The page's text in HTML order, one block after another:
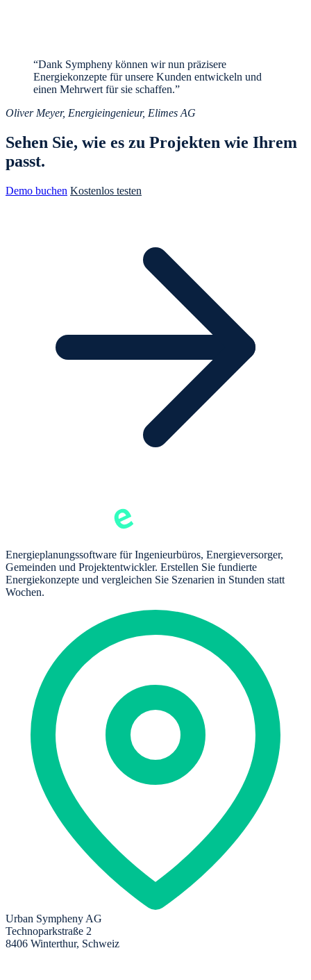
“Dank Sympheny können wir nun präzisere
Energiekonzepte für unsere Kunden entwickeln und
einen Mehrwert für sie schaffen.”
Oliver Meyer, Energieingenieur, Elimes AG
Sehen Sie, wie es zu Projekten wie Ihrem
passt.
Demo buchen Kostenlos testen
Energieplanungssoftware für Ingenieurbüros, Energieversorger,
Gemeinden und Projektentwickler. Erstellen Sie fundierte
Energiekonzepte und vergleichen Sie Szenarien in Stunden statt
Wochen.
Urban Sympheny AG
Technoparkstraße 2
8406 Winterthur, Schweiz